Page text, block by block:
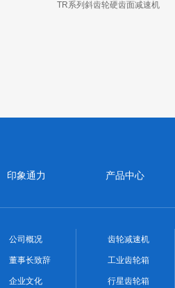
TR系列斜齿轮硬齿面减速机
产品中心
印象通力
齿轮减速机
工业齿轮箱
行星齿轮箱
公司概况
董事长致辞
企业文化